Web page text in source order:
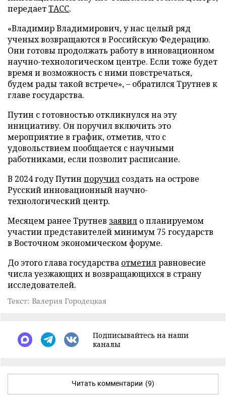
передаетТАСС.
«Владимир Владимирович, у нас целый ряд
ученых возвращаются в Российскую Федерацию.
Они готовы продолжать работу в инновационном
научно-технологическом центре. Если тоже будет
время и возможность с ними повстречаться,
будем рады такой встрече», – обратился Трутнев к
главе государства.
Путин с готовностью откликнулся на эту
инициативу. Он поручил включить это
мероприятие в график, отметив, что с
удовольствием пообщается с научными
работниками, если позволит расписание.
В 2024 году Путин поручил создать на острове
Русский инновационный научно-
технологический центр.
Месяцем ранее Трутнев заявил о планируемом
участии представителей минимум 75 государств
в Восточном экономическом форуме.
До этого глава государства отметилравновесие
числа уезжающих и возвращающихся в страну
исследователей.
Текст: Валерия Городецкая
Подписывайтесь на наши
каналы
Читать комментарии (9)